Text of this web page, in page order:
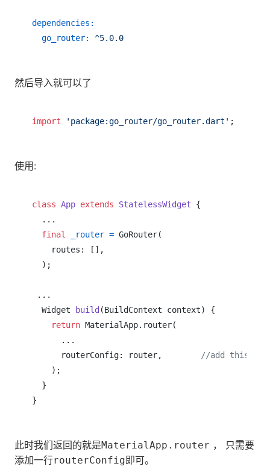
dependencies:
go_router:
^5.0.0
然后导入就可以了
import 'package:go_router/go_router.dart'
使用:
class App extends StatelessWidget {
  ...
final
_router = GoRouter(
    routes: [],
  );
...
  Widget
build(BuildContext context)
{
return MaterialApp.router(
      ...
      routerConfig: router,
//add this
    );
  }
此时我们返回的就是MaterialApp.router ， 只需要
添加一行routerConfig即可。